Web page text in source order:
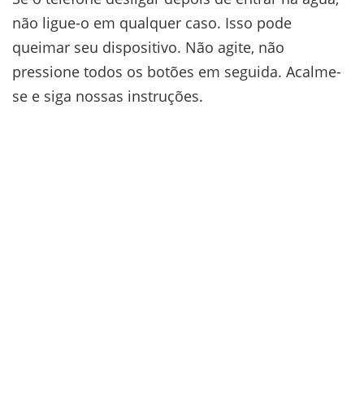
não ligue-o em qualquer caso. Isso pode
queimar seu dispositivo. Não agite, não
pressione todos os botões em seguida. Acalme-
se e siga nossas instruções.